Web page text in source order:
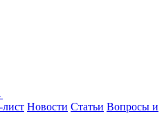
Новости Статьи Вопросы и